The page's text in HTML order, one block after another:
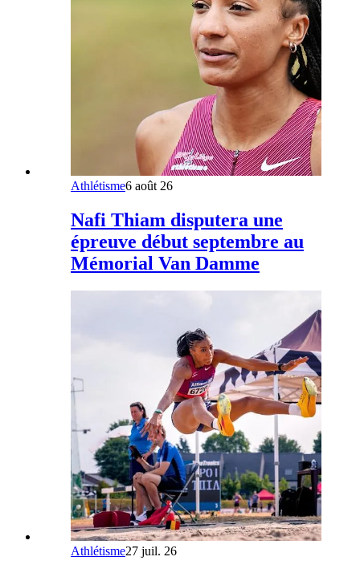
Athlétisme6 août 26
Nafi Thiam disputera une
épreuve début septembre au
Mémorial Van Damme
Athlétisme27 juil. 26